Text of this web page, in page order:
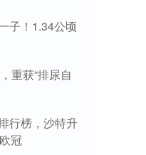
子！1.34公顷
重获“排尿自
行榜，沙特升
冠